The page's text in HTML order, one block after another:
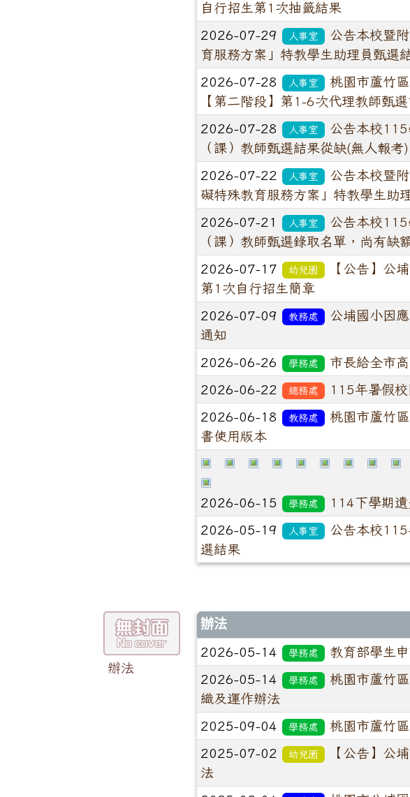
自行招生第1次抽籤結果
2026-07-29 人事室
公告本校暨
育服務方案」特教學生助理員甄選
2026-07-28 人事室
桃園市蘆竹
【第二階段】第1-6次代理教師甄
2026-07-28 人事室
公告本校
（課）教師甄選結果從缺(無人報考
2026-07-22 人事室
公告本校暨
礙特殊教育服務方案」特教學生助
2026-07-21 人事室
公告本校
（課）教師甄選錄取名單，尚有缺
2026-07-17 幼兒園
【公告】公
第1次自行招生簡章
2026-07-09 教務處
公埔國小因
通知
2026-06-26 學務處 市長給全市
2026-06-22 總務處 115年暑假
2026-06-18 教務處
桃園市蘆竹
書使用版本
2026-06-15 學務處 114下學期
2026-05-19 人事室
公告本校
選結果
辦法
辦法
2026-05-14 學務處 教育部學生
2026-05-14 學務處
桃園市蘆竹
織及運作辦法
2025-09-04 學務處 桃園市蘆竹
2025-07-02 幼兒園
【公告】公
法